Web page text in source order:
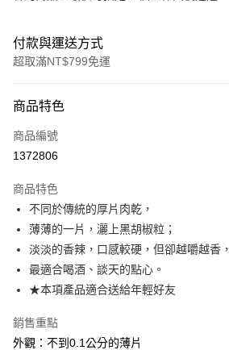
付款與運送方式
超取滿NT$799免運
信用卡一次付款
超商取貨付款
Google Pay
ATM付款
運送方式
出貨⭐
每筆NT$80，滿NT$799(含以上)免運費
商品特色
商品編號
1372806
商品特色
不同於傳統的厚片肉乾，
薄薄的一片，灑上黑胡椒粒；
淡淡的香辣，口感較硬，但卻越嚼越香，
最適合喝酒、談天的點心。
★本項產品適合送給年輕好友
銷售重點
外觀：不到0.1公分的薄片